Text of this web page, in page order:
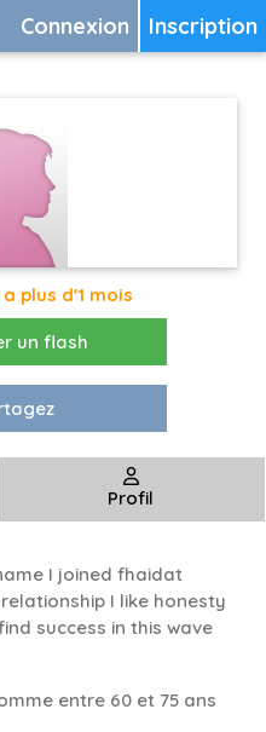
Inscription
Connexion
plus d'1 mois
un flash
Profil
I joined fhaidat
I like honesty
success in this wave
entre 60 et 75 ans